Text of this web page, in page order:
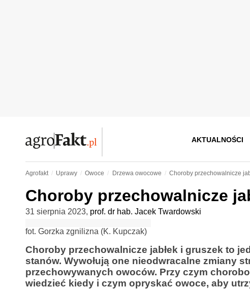
AKTUALNOŚCI
Agrofakt Uprawy Owoce Drzewa owocowe Choroby przechowalnicze
Choroby przechowalnicze
31 sierpnia 2023, prof. dr hab. Jacek Twardowski
fot. Gorzka zgnilizna (K. Kupczak)
Choroby przechowalnicze jabłek i gruszek to
stanów. Wywołują one nieodwracalne zmiany
przechowywanych owoców. Przy czym
wiedzieć kiedy i czym opryskać owoce, aby